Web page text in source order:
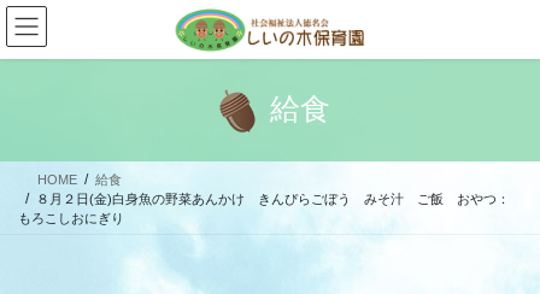
コ
ン
テ
ス
ナ
ビ
ゲ
ン
給食
HOME
給食
８月２日(金)白身魚の野菜あんかけ きんぴらごぼう みそ汁 ご飯 おやつ：
もろこしおにぎり